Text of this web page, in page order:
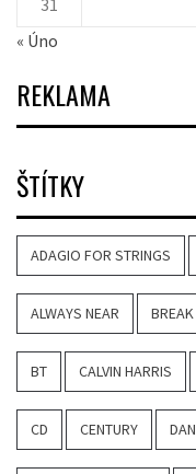
31
« Úno
REKLAMA
ŠTÍTKY
ADAGIO FOR STRINGS
ALWAYS NEAR
BT CALVIN HARRIS
CD CENTURY